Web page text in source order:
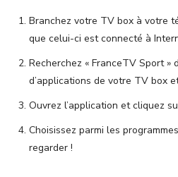
Branchez votre TV box à votre
que celui-ci est connecté à
Recherchez « FranceTV Sport »
d’applications de votre TV box
Ouvrez l’application et cliquez
Choisissez parmi les
regarder !